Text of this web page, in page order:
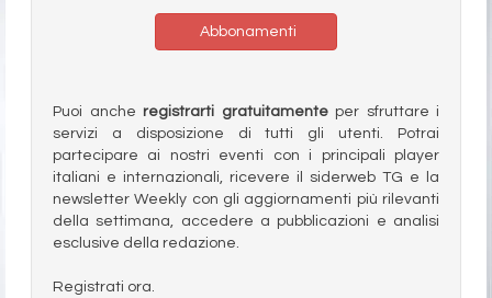
Abbonamenti
Puoi anche registrarti gratuitamenteper sfruttare i
servizi a disposizione di tutti gli utenti. Potrai
partecipare ai nostri eventi con i principali player
italiani e internazionali, ricevere il siderweb TG e la
newsletter Weekly con gli aggiornamenti più rilevanti
della settimana, accedere a pubblicazioni e analisi
esclusive della redazione.
Registrati ora.